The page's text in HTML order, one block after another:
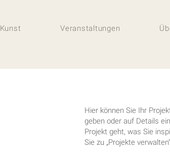
Kunst Veranstaltungen
Hier können Sie Ihr
geben oder auf Details
Projekt geht, was Sie
Sie zu „Projekte